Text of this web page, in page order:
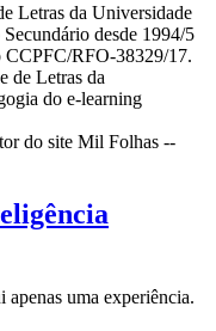
Letras da Universidade
desde 1994/5
CCPFC/RFO-38329/17.
de Letras da
do e-learning
do site Mil Folhas --
uma experiência.